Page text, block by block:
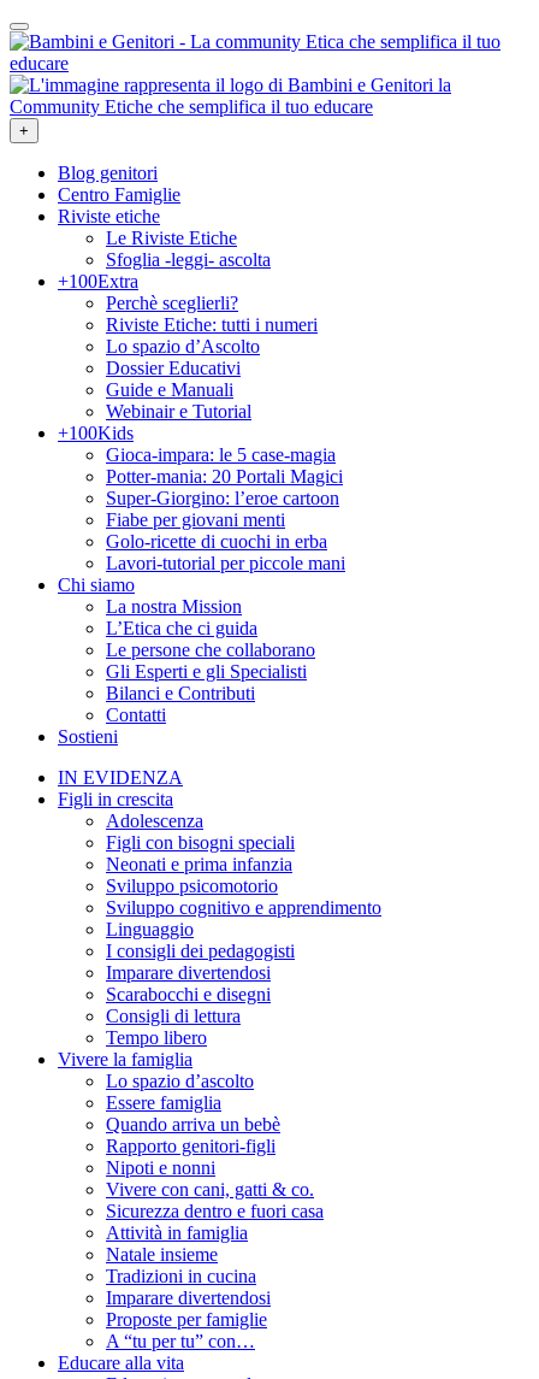
+
Blog genitori
Centro Famiglie
Riviste etiche
Le Riviste Etiche
Sfoglia -leggi- ascolta
+100Extra
Perchè sceglierli?
Riviste Etiche: tutti i numeri
Lo spazio d’Ascolto
Dossier Educativi
Guide e Manuali
Webinair e Tutorial
+100Kids
Gioca-impara: le 5 case-magia
Potter-mania: 20 Portali Magici
Super-Giorgino: l’eroe cartoon
Fiabe per giovani menti
Golo-ricette di cuochi in erba
Lavori-tutorial per piccole mani
Chi siamo
La nostra Mission
L’Etica che ci guida
Le persone che collaborano
Gli Esperti e gli Specialisti
Bilanci e Contributi
Contatti
Sostieni
IN EVIDENZA
Figli in crescita
Adolescenza
Figli con bisogni speciali
Neonati e prima infanzia
Sviluppo psicomotorio
Sviluppo cognitivo e apprendimento
Linguaggio
I consigli dei pedagogisti
Imparare divertendosi
Scarabocchi e disegni
Consigli di lettura
Tempo libero
Vivere la famiglia
Lo spazio d’ascolto
Essere famiglia
Quando arriva un bebè
Rapporto genitori-figli
Nipoti e nonni
Vivere con cani, gatti & co.
Sicurezza dentro e fuori casa
Attività in famiglia
Natale insieme
Tradizioni in cucina
Imparare divertendosi
Proposte per famiglie
A “tu per tu” con…
Educare alla vita